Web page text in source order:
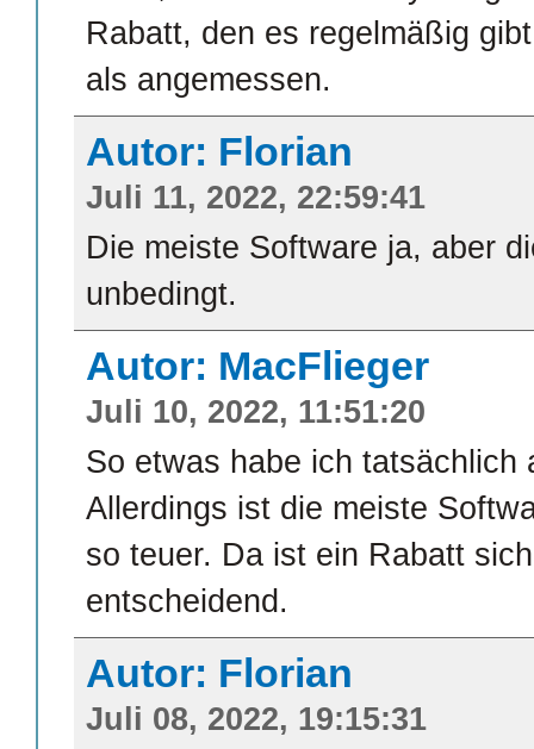
Rabatt, den es regelmäßig
als angemessen.
Autor: Florian
Juli 11, 2022, 22:59:41
Die meiste Software ja, aber
unbedingt.
Autor: MacFlieger
Juli 10, 2022, 11:51:20
So etwas habe ich tatsächlich
Allerdings ist die meiste
so teuer. Da ist ein Rabatt
entscheidend.
Autor: Florian
Juli 08, 2022, 19:15:31